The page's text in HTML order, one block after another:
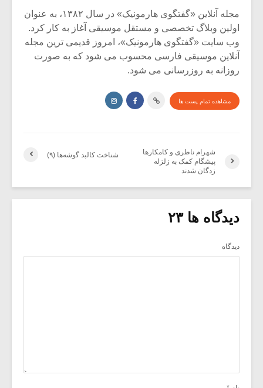
مجله آنلاین «گفتگوی هارمونیک» در سال ۱۳۸۲، به عنوان
اولین وبلاگ تخصصی و مستقل موسیقی آغاز به کار کرد.
وب سایت «گفتگوی هارمونیک»، امروز قدیمی ترین مجله
آنلاین موسیقی فارسی محسوب می شود که به صورت
روزانه به روزرسانی می شود.
مشاهده تمام پست ها
شناخت کالبد گوشه‌ها (۹)
شهرام ناظری و کامکارها
پیشگام کمک به زلزله
زدگان شدند
دیدگاه ها ۲۳
دیدگاه